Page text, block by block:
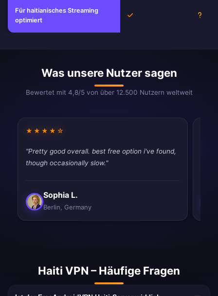
Für haitianisches Streaming
optimiert
Ja
Was unsere Nutzer sagen
Bewertet mit 4,8/5 von über 12.500 Nutzern weltweit
★★★★☆
"Pretty good overall. best free option i've found,
though occasionally slow."
Sophia L.
Berlin, Germany
Haiti VPN – Häufige Fragen